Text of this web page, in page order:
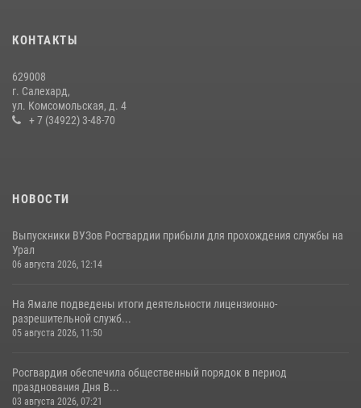
14 июля 2026, 06:53
КОНТАКТЫ
629008
г. Салехард,
ул. Комсомольская, д. 4
+ 7 (34922) 3-48-70
НОВОСТИ
Выпускники ВУЗов Росгвардии прибыли для прохождения службы на
Урал
06 августа 2026, 12:14
На Ямале подведены итоги деятельности лицензионно-
разрешительной служб...
05 августа 2026, 11:50
Росгвардия обеспечила общественный порядок в период
празднования Дня В...
03 августа 2026, 07:21